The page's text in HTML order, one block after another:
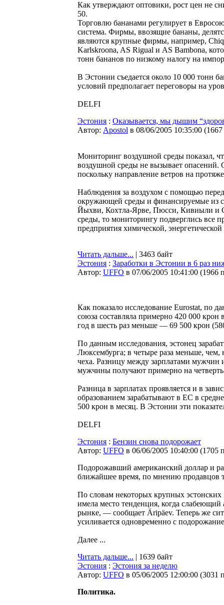
Как утверждают оптовики, рост цен не
50.
Торговлю бананами регулирует в
система. Фирмы, ввозящие бананы,
являются крупные фирмы, например,
Karlskroona, AS Rigual и AS Bambona,
тонн бананов по низкому налогу на
В Эстонии съедается около 10 000 тонн
условий предполагает переговоры на
DELFI
Эстония : Оказывается, мы дышим
Автор: Apostol в 08/06/2005 10:35:00 (
Мониторинг воздушной среды показал,
воздушной среды не вызывает опасений.
поскольку направление ветров на
Наблюдения за воздухом с помощью
окружающей среды и финансируемые из
Йыхви, Кохтла-Ярве, Пюсси, Кивиыли и
среды, то мониторингу подверглись
предприятия химической,
Читать дальше... | 3463 байт
Эстония : Заработки в Эстонии в 6 раз
Автор: UFFO в 07/06/2005 10:41:00 (1966
Как показало исследование Eurostat, по
союза составляла примерно 420 000
год в шесть раз меньше — 69 500 крон
По данным исследования, эстонец
Люксембурга; в четыре раза меньше,
чеха. Разницу между зарплатами
мужчины получают примерно на четверть
Разница в зарплатах проявляется и в
образованием зарабатывают в ЕС в
500 крон в месяц. В Эстонии эти
DELFI
Эстония : Бензин снова подорожает
Автор: UFFO в 06/06/2005 10:40:00 (1705
Подорожавший американский доллар и
ближайшее время, по мнению продавцов
По словам некоторых крупных
имела место тенденция, когда
рынке, — сообщает Äripäev. Теперь же
усиливается одновременно с
Далее ...
Читать дальше... | 1639 байт
Эстония : Эстония за неделю
Автор: UFFO в 05/06/2005 12:00:00 (3031
Политика.